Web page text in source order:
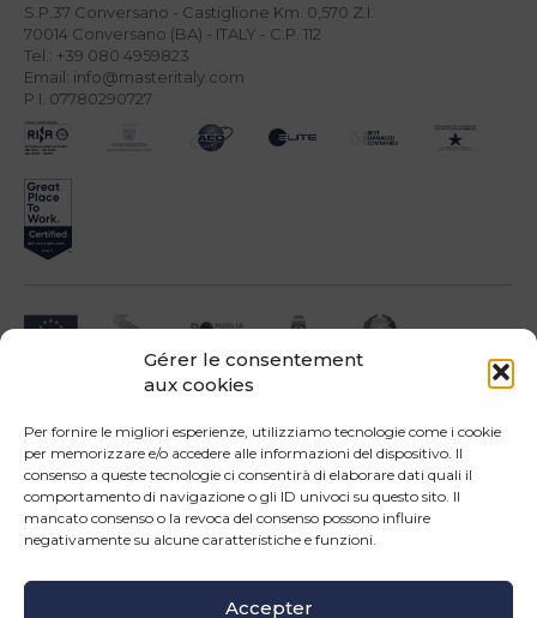
Gérer le consentement
aux cookies
Per fornire le migliori esperienze, utilizziamo tecnologie come i cookie
per memorizzare e/o accedere alle informazioni del dispositivo. Il
consenso a queste tecnologie ci consentirà di elaborare dati quali il
comportamento di navigazione o gli ID univoci su questo sito. Il
mancato consenso o la revoca del consenso possono influire
negativamente su alcune caratteristiche e funzioni.
Accepter
S.P.37 Conversano - Castiglione Km. 0,570 Z.I.
70014 Conversano (BA) - ITALY - C.P. 112
Tel.: +39 080 4959823
Email: info@masteritaly.com
P.I. 07780290727
Impresa beneficiari ai sensi dell'Avviso INNOPROCESS - interventi di supporto a
Operazione confinanziata dall'Unione Europea - POR Puglia 2014-2020 - Fondo